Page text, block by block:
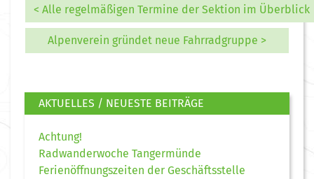
< Alle regelmäßigen Termine der Sektion im Überblick
Alpenverein gründet neue Fahrradgruppe >
AKTUELLES / NEUESTE BEITRÄGE
Achtung!
Radwanderwoche Tangermünde
Ferienöffnungszeiten der Geschäftsstelle